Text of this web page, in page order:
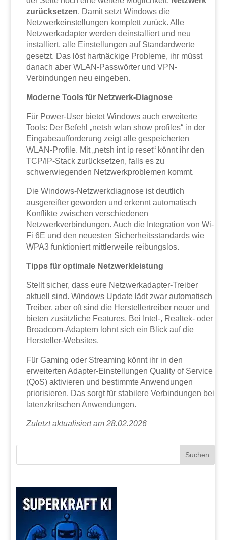
zurücksetzen. Damit setzt Windows die
Netzwerkeinstellungen komplett zurück. Alle
Netzwerkadapter werden deinstalliert und neu
installiert, alle Einstellungen auf Standardwerte
gesetzt. Das löst hartnäckige Probleme, ihr müsst
danach aber WLAN-Passwörter und VPN-
Verbindungen neu eingeben.
Moderne Tools für Netzwerk-Diagnose
Für Power-User bietet Windows auch erweiterte
Tools: Der Befehl „netsh wlan show profiles“ in der
Eingabeaufforderung zeigt alle gespeicherten
WLAN-Profile. Mit „netsh int ip reset“ könnt ihr den
TCP/IP-Stack zurücksetzen, falls es zu
schwerwiegenden Netzwerkproblemen kommt.
Die Windows-Netzwerkdiagnose ist deutlich
ausgereifter geworden und erkennt automatisch
Konflikte zwischen verschiedenen
Netzwerkverbindungen. Auch die Integration von Wi-
Fi 6E und den neuesten Sicherheitsstandards wie
WPA3 funktioniert mittlerweile reibungslos.
Tipps für optimale Netzwerkleistung
Stellt sicher, dass eure Netzwerkadapter-Treiber
aktuell sind. Windows Update lädt zwar automatisch
Treiber, aber oft sind die Herstellertreiber neuer und
bieten zusätzliche Features. Bei Intel-, Realtek- oder
Broadcom-Adaptern lohnt sich ein Blick auf die
Hersteller-Websites.
Für Gaming oder Streaming könnt ihr in den
erweiterten Adapter-Einstellungen Quality of Service
(QoS) aktivieren und bestimmte Anwendungen
priorisieren. Das sorgt für stabilere Verbindungen bei
latenzkritschen Anwendungen.
Zuletzt aktualisiert am 28.02.2026